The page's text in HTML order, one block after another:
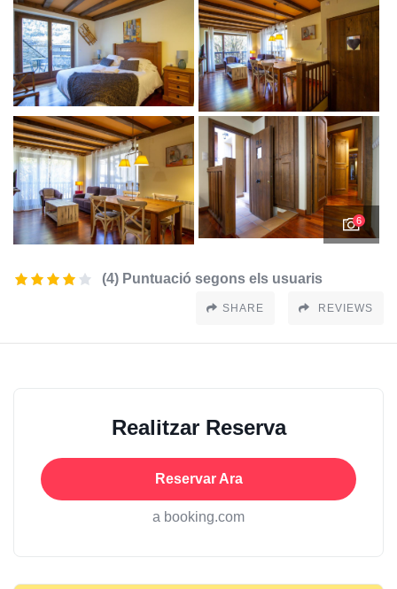
6
(4) Puntuació segons els usuaris
SHARE REVIEWS
Realitzar Reserva
Reservar Ara
a booking.com